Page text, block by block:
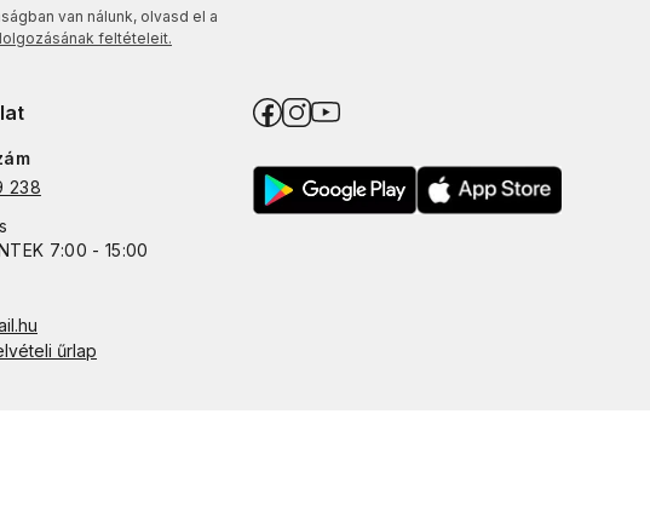
van nálunk, olvasd el a
feltételeit.
238
7:00 - 15:00
űrlap